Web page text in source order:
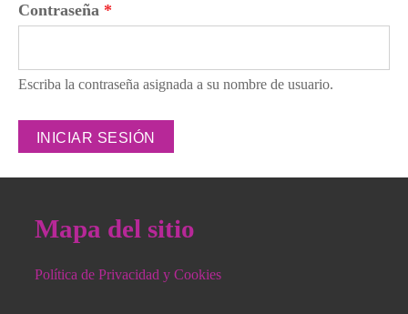
Contraseña *
Escriba la contraseña asignada a su nombre de usuario.
Mapa del sitio
Política de Privacidad y Cookies